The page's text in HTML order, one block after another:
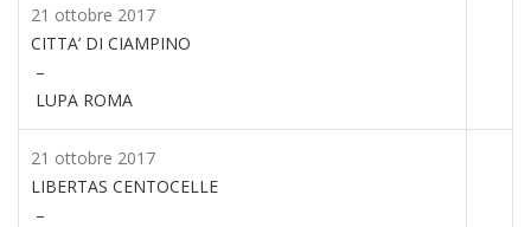
21 ottobre 2017
CITTA’ DI CIAMPINO
–
LUPA ROMA
21 ottobre 2017
LIBERTAS CENTOCELLE
–